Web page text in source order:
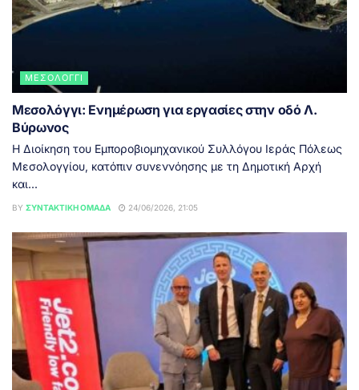
ΜΕΣΟΛΌΓΓΙ
Μεσολόγγι: Ενημέρωση για εργασίες στην οδό Λ.
Βύρωνος
Η Διοίκηση του Εμποροβιομηχανικού Συλλόγου Ιεράς Πόλεως
Μεσολογγίου, κατόπιν συνεννόησης με τη Δημοτική Αρχή
και...
BY ΣΥΝΤΑΚΤΙΚΉ ΟΜΆΔΑ 24/06/2026, 21:05